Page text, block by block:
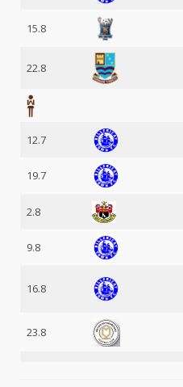
15.8
22.8
12.7
19.7
2.8
9.8
16.8
23.8